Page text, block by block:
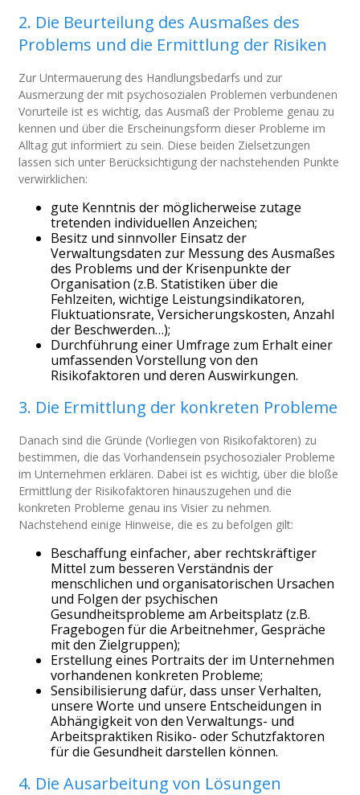
2. Die Beurteilung des Ausmaßes des
Problems und die Ermittlung der Risiken
Zur Untermauerung des Handlungsbedarfs und zur
Ausmerzung der mit psychosozialen Problemen verbundenen
Vorurteile ist es wichtig, das Ausmaß der Probleme genau zu
kennen und über die Erscheinungsform dieser Probleme im
Alltag gut informiert zu sein. Diese beiden Zielsetzungen
lassen sich unter Berücksichtigung der nachstehenden Punkte
verwirklichen:
gute Kenntnis der möglicherweise zutage
tretenden individuellen Anzeichen;
Besitz und sinnvoller Einsatz der
Verwaltungsdaten zur Messung des Ausmaßes
des Problems und der Krisenpunkte der
Organisation (z.B. Statistiken über die
Fehlzeiten, wichtige Leistungsindikatoren,
Fluktuationsrate, Versicherungskosten, Anzahl
der Beschwerden…);
Durchführung einer Umfrage zum Erhalt einer
umfassenden Vorstellung von den
Risikofaktoren und deren Auswirkungen.
3. Die Ermittlung der konkreten Probleme
Danach sind die Gründe (Vorliegen von Risikofaktoren) zu
bestimmen, die das Vorhandensein psychosozialer Probleme
im Unternehmen erklären. Dabei ist es wichtig, über die bloße
Ermittlung der Risikofaktoren hinauszugehen und die
konkreten Probleme genau ins Visier zu nehmen.
Nachstehend einige Hinweise, die es zu befolgen gilt:
Beschaffung einfacher, aber rechtskräftiger
Mittel zum besseren Verständnis der
menschlichen und organisatorischen Ursachen
und Folgen der psychischen
Gesundheitsprobleme am Arbeitsplatz (z.B.
Fragebogen für die Arbeitnehmer, Gespräche
mit den Zielgruppen);
Erstellung eines Portraits der im Unternehmen
vorhandenen konkreten Probleme;
Sensibilisierung dafür, dass unser Verhalten,
unsere Worte und unsere Entscheidungen in
Abhängigkeit von den Verwaltungs- und
Arbeitspraktiken Risiko- oder Schutzfaktoren
für die Gesundheit darstellen können.
4. Die Ausarbeitung von Lösungen